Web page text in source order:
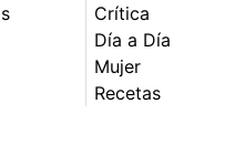
Crítica
Día a Día
Mujer
Recetas